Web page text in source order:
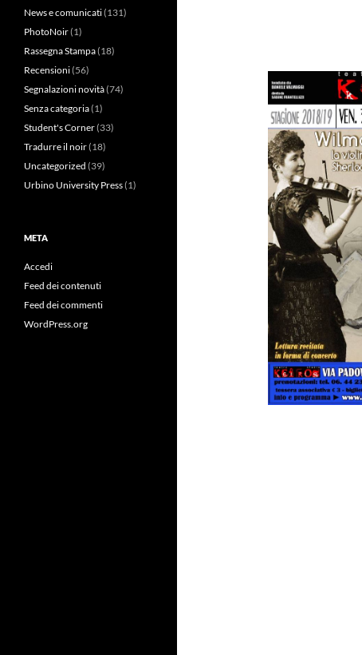
News e comunicati(131)
PhotoNoir(1)
Rassegna Stampa(18)
Recensioni(56)
Segnalazioni novità(74)
Senza categoria(1)
Student's Corner(33)
Tradurre il noir(18)
Uncategorized (39)
Urbino University Press(1)
META
Accedi
Feed dei contenuti
Feed dei commenti
WordPress.org